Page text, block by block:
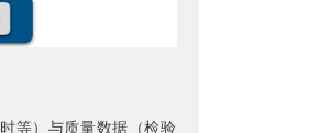
等）与质量数据（检验